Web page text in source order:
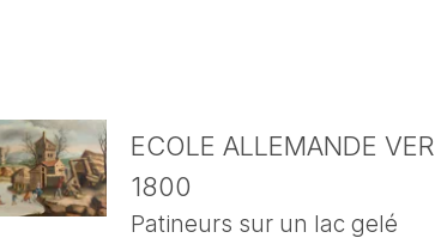
ECOLE ALLEMANDE
1800
Patineurs sur un lac gelé